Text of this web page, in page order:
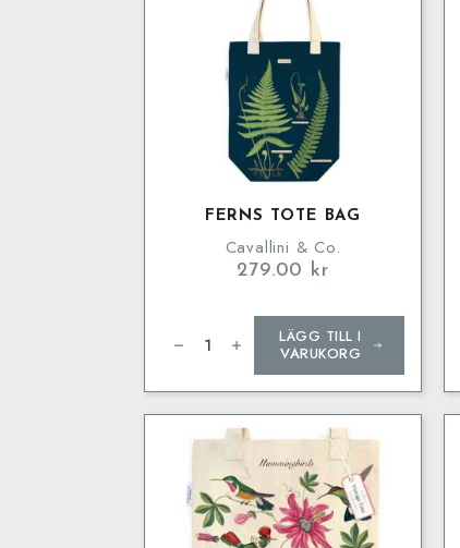
FERNS TOTE BAG
Cavallini & Co.
279.00 kr
Bag
LÄGG TILL I
VARUKORG